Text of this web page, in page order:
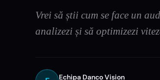
Vrei să știi cum se face un
analizezi și să optimizezi
Echipa Danco Vision